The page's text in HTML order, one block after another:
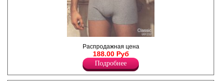
Шорты мужские,
однотонные.
Лайкра 5%
Хлопок 95%
Распродажная цена
188.00 Руб
Подробнее